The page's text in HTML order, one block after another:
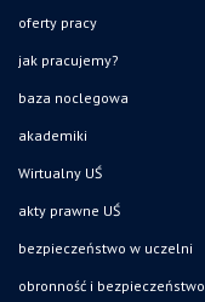
oferty pracy
jak pracujemy?
baza noclegowa
akademiki
Wirtualny UŚ
akty prawne UŚ
bezpieczeństwo w uczelni
obronność i bezpieczeństwo